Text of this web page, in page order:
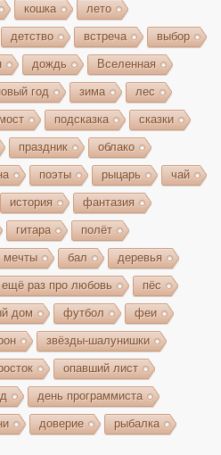
кошка лето
детство встреча выбор
дождь Вселенная
год зима лес
подсказка сказки
праздник облако
поэты рыцарь чай
история фантазия
гитара полёт
мечты бал деревья
ещё раз про любовь пёс
дом футбол феи
звёзды-шалунишки
опавший лист
день программиста
доверие рыбалка